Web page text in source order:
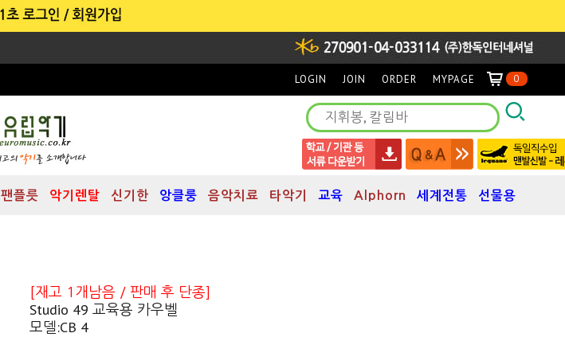
LOGIN JOIN ORDER MYPAGE 0
팬플릇 악기렌탈 신기한 앙클룽 음악치료 타악기 교육 Alphorn 세계전통 선물용
[재고 1개남음 / 판매 후 단종]
Studio 49 교육용 카우벨
모델:CB 4